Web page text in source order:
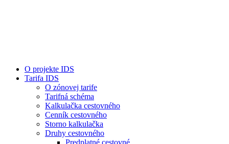
O projekte IDS
Tarifa IDS
O zónovej tarife
Tarifná schéma
Kalkulačka cestovného
Cenník cestovného
Storno kalkulačka
Druhy cestovného
Predplatné cestovné